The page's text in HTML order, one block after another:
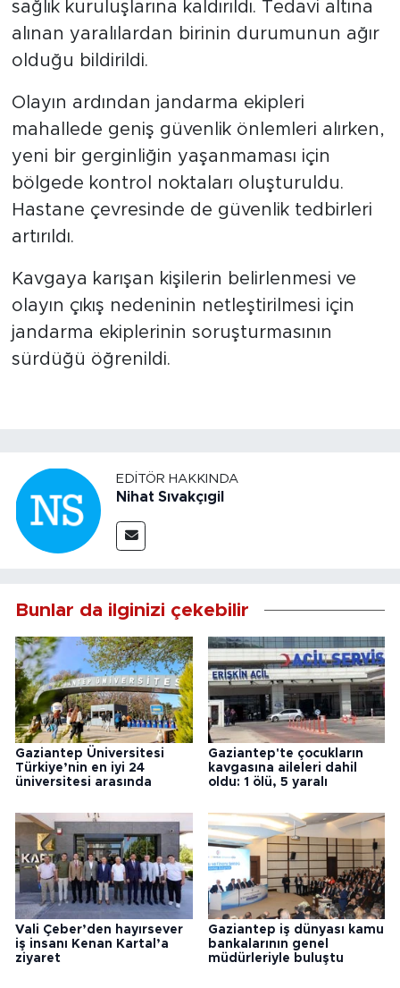
sağlık kuruluşlarına kaldırıldı. Tedavi altına
alınan yaralılardan birinin durumunun ağır
olduğu bildirildi.
Olayın ardından jandarma ekipleri
mahallede geniş güvenlik önlemleri alırken,
yeni bir gerginliğin yaşanmaması için
bölgede kontrol noktaları oluşturuldu.
Hastane çevresinde de güvenlik tedbirleri
artırıldı.
Kavgaya karışan kişilerin belirlenmesi ve
olayın çıkış nedeninin netleştirilmesi için
jandarma ekiplerinin soruşturmasının
sürdüğü öğrenildi.
EDITÖR HAKKINDA
Nihat Sıvakçıgil
Bunlar da ilginizi çekebilir
Gaziantep Üniversitesi
Türkiye’nin en iyi 24
üniversitesi arasında
Gaziantep'te çocukların
kavgasına aileleri dahil
oldu: 1 ölü, 5 yaralı
Vali Çeber’den hayırsever
iş insanı Kenan Kartal’a
ziyaret
Gaziantep iş dünyası kamu
bankalarının genel
müdürleriyle buluştu